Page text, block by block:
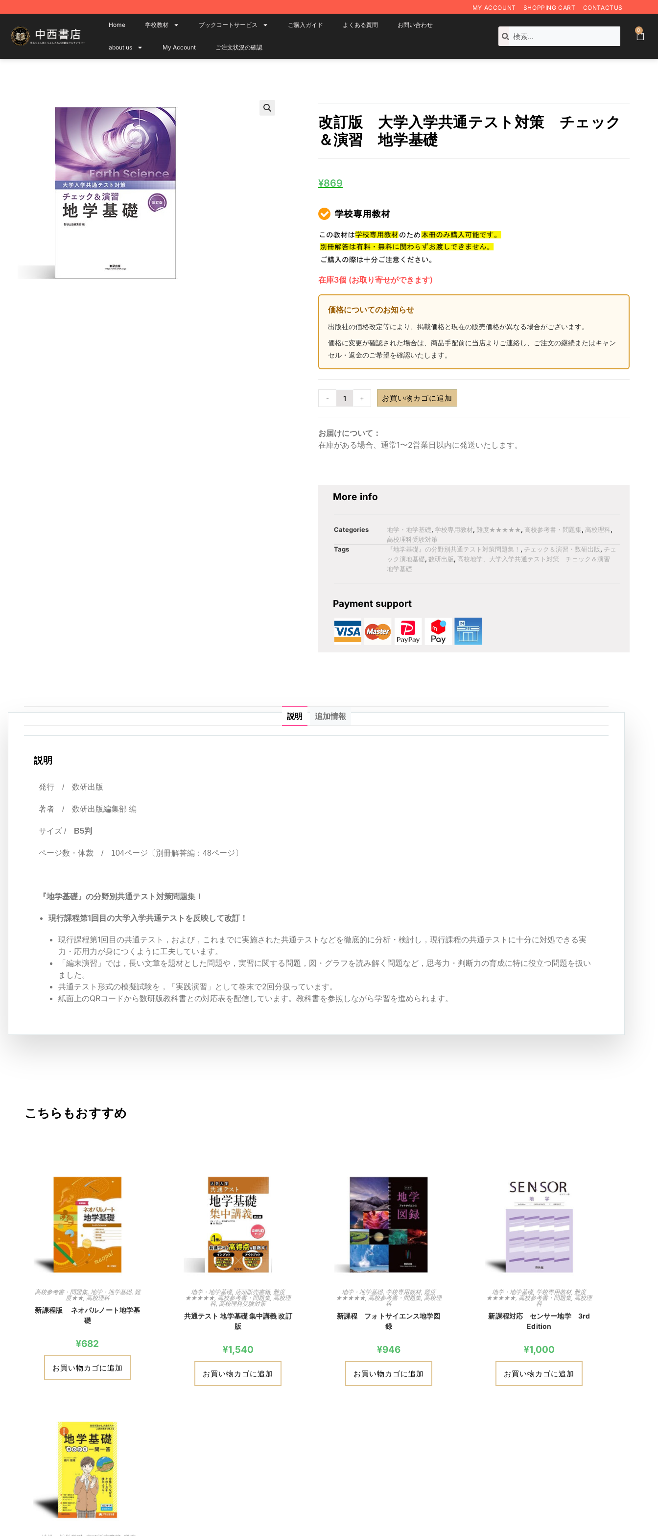
MY ACCOUNT SHOPPING CART CONTACTUS
Home 学校教材 ブックコートサービス ご購入ガイド よくある質問 お問い合わせ
about us My Account ご注文状況の確認
0
改訂版 大学入学共通テスト対策 チェック
＆演習 地学基礎
¥869
在庫3個 (お取り寄せができます)
価格についてのお知らせ
出版社の価格改定等により、掲載価格と現在の販売価格が異なる場合がございます。
価格に変更が確認された場合は、商品手配前に当店よりご連絡し、ご注文の継続またはキャン
セル・返金のご希望を確認いたします。
- + お買い物カゴに追加
お届けについて：
在庫がある場合、通常1〜2営業日以内に発送いたします。
More info
Categories 地学・地学基礎, 学校専用教材, 難度★★★★★, 高校参考書・問題集, 高校理科,
高校理科受験対策
Tags
『地学基礎』の分野別共通テスト対策問題集！ , チェック＆演習・数研出版, チェ
ック演地基礎, 数研出版, 高校地学、大学入学共通テスト対策 チェック＆演習
地学基礎
Payment support
説明 追加情報
説明
発行 / 数研出版
著者 / 数研出版編集部 編
サイズ / B5判
ページ数・体裁 / 104ページ〔別冊解答編：48ページ〕
『地学基礎』の分野別共通テスト対策問題集！
現行課程第1回目の大学入学共通テストを反映して改訂！
現行課程第1回目の共通テスト，および，これまでに実施された共通テストなどを徹底的に分析・検討し，現行課程の共通テストに十分に対処できる実
力・応用力が身につくように工夫しています。
「編末演習」では，長い文章を題材とした問題や，実習に関する問題，図・グラフを読み解く問題など，思考力・判断力の育成に特に役立つ問題を扱い
ました。
共通テスト形式の模擬試験を，「実践演習」として巻末で2回分扱っています。
紙面上のQRコードから数研版教科書との対応表を配信しています。教科書を参照しながら学習を進められます。
こちらもおすすめ
高校参考書・問題集, 地学・地学基礎, 難
度★★, 高校理科
新課程版 ネオパルノート地学基
礎
¥682
お買い物カゴに追加
地学・地学基礎, 店頭販売書籍, 難度
★★★★★, 高校参考書・問題集, 高校理
科, 高校理科受験対策
共通テスト 地学基礎 集中講義 改訂
版
¥1,540
お買い物カゴに追加
地学・地学基礎, 学校専用教材, 難度
★★★★★, 高校参考書・問題集, 高校理
科
新課程 フォトサイエンス地学図
録
¥946
お買い物カゴに追加
地学・地学基礎, 学校専用教材, 難度
★★★★★, 高校参考書・問題集, 高校理
科
新課程対応 センサー地学 3rd
Edition
¥1,000
お買い物カゴに追加